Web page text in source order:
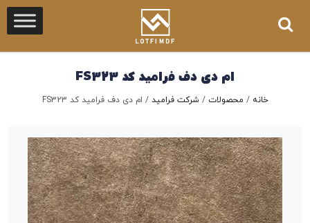
ام دی دف فرامید کد FS323
خانه / محصولات / شرکت فرامید / ام دی دف فرامید کد FS323